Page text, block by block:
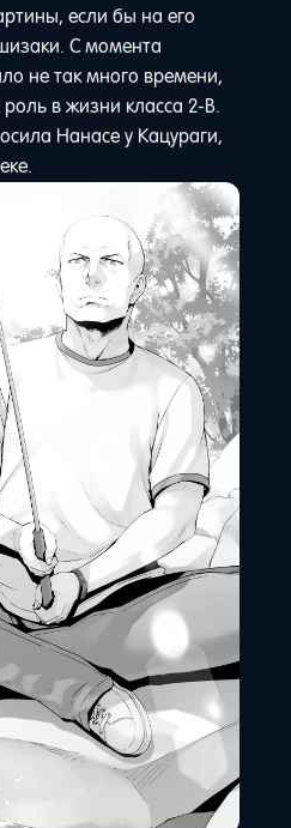
если бы на его
С момента
не так много времени,
в жизни класса 2-В.
Нанасе у Кацураги,